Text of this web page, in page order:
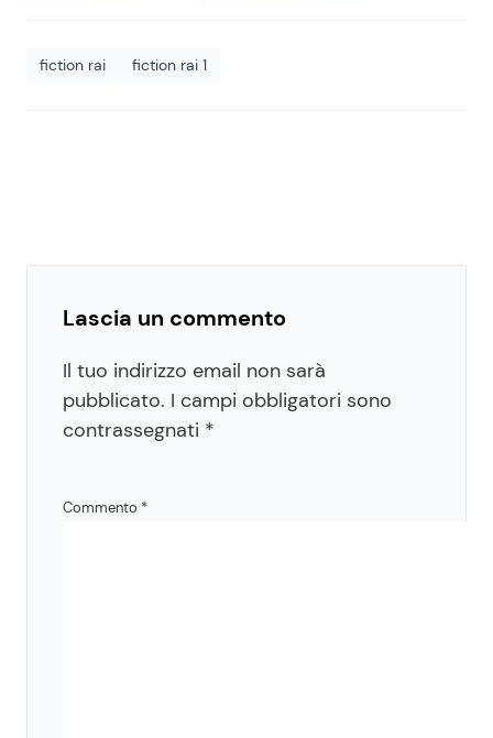
fiction rai fiction rai 1
Lascia un commento
Il tuo indirizzo email non sarà
pubblicato. I campi obbligatori sono
contrassegnati *
Commento *